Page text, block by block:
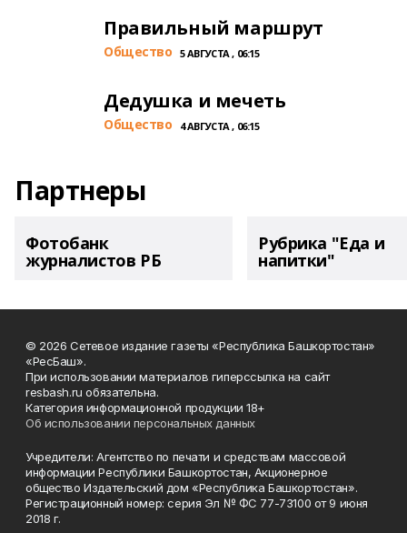
Правильный маршрут
Общество 5 АВГУСТА , 06:15
Дедушка и мечеть
Общество 4 АВГУСТА , 06:15
Партнеры
Фотобанк
журналистов РБ
Рубрика "Еда и
напитки"
© 2026 Сетевое издание газеты «Республика Башкортостан»
«РесБаш».
При использовании материалов гиперссылка на сайт
resbash.ru обязательна.
Категория информационной продукции 18+
Об использовании персональных данных
Учредители: Агентство по печати и средствам массовой
информации Республики Башкортостан, Акционерное
общество Издательский дом «Республика Башкортостан».
Регистрационный номер: серия Эл № ФС 77-73100 от 9 июня
2018 г.